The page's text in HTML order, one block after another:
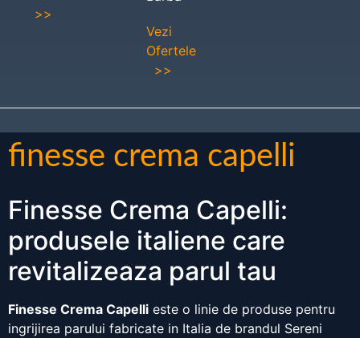
>>
Vezi
Ofertele
>>
finesse crema capelli
Finesse Crema Capelli:
produsele italiene care
revitalizeaza parul tau
Finesse Crema Capelli este o linie de produse pentru
ingrijirea parului fabricate in Italia de brandul Sereni